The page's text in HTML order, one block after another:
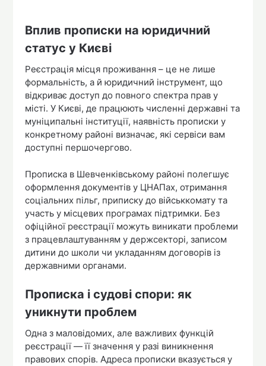
Вплив прописки на юридичний
статус у Києві
Реєстрація місця проживання – це не лише
формальність, а й юридичний інструмент, що
відкриває доступ до повного спектра прав у
місті. У Києві, де працюють численні державні та
муніципальні інституції, наявність прописки у
конкретному районі визначає, які сервіси вам
доступні першочергово.
Прописка в Шевченківському районі полегшує
оформлення документів у ЦНАПах, отримання
соціальних пільг, приписку до військкомату та
участь у місцевих програмах підтримки. Без
офіційної реєстрації можуть виникати проблеми
з працевлаштуванням у держсекторі, записом
дитини до школи чи укладанням договорів із
державними органами.
Прописка і судові спори: як
уникнути проблем
Одна з маловідомих, але важливих функцій
реєстрації — її значення у разі виникнення
правових спорів. Адреса прописки вказується у